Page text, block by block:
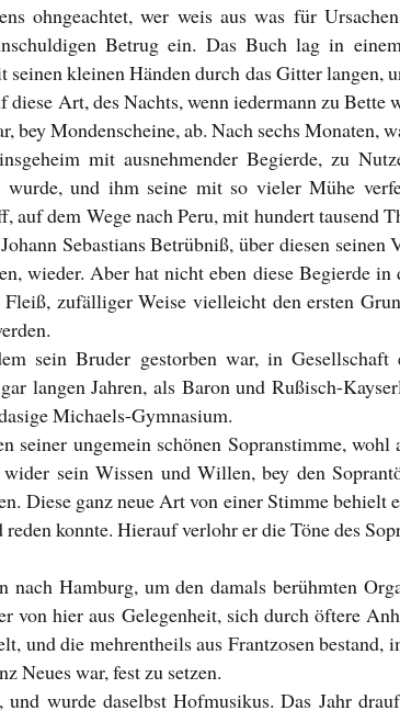
ohngeachtet, wer weis aus was für
Betrug ein. Das Buch lag in
kleinen Händen durch das Gitter langen,
Art, des Nachts, wenn iedermann zu Bette
bey Mondenscheine, ab. Nach sechs Monaten,
mit ausnehmender Begierde, zu
wurde, und ihm seine mit so vieler Mühe
dem Wege nach Peru, mit hundert tausend
Sebastians Betrübniß, über diesen seinen
wieder. Aber hat nicht eben diese Begierde
zufälliger Weise vielleicht den ersten
sein Bruder gestorben war, in Gesellschaft
langen Jahren, als Baron und Rußisch-
Michaels-Gymnasium.
seiner ungemein schönen Sopranstimme,
sein Wissen und Willen, bey den
Diese ganz neue Art von einer Stimme behielt
konnte. Hierauf verlohr er die Töne des
nach Hamburg, um den damals berühmten
von hier aus Gelegenheit, sich durch öftere
und die mehrentheils aus Frantzosen bestand,
Neues war, fest zu setzen.
wurde daselbst Hofmusikus. Das Jahr